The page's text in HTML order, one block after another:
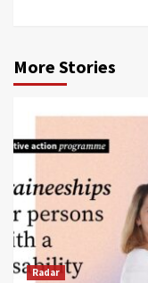
More Stories
Radar